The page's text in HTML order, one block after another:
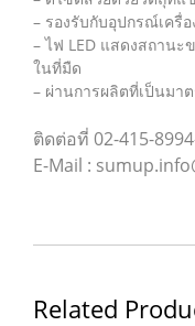
– รองรับกับอุปกรณ์เครื่
– ไฟ LED แสดงสถานะ
ในที่มืด
– ผ่านการผลิตที่เป็นมาต
ติดต่อที่ 02-415-
E-Mail :
Related